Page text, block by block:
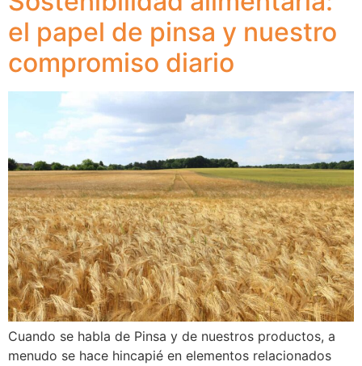
el papel de pinsa y nuestro
compromiso diario
Cuando se habla de Pinsa y de nuestros productos, a
menudo se hace hincapié en elementos relacionados